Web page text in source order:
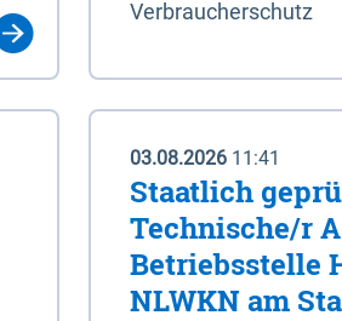
Verbraucherschutz
03.08.2026 11:41
Staatlich
Technische/r
Betriebsstelle
NLWKN am